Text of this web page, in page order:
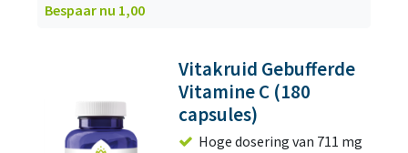
Bespaar nu 1,00
Vitakruid Gebufferde
Vitamine C (180
capsules)
Hoge dosering van 711 mg